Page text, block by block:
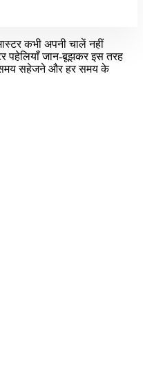
कभी अपनी चालें नहीं
पहेलियाँ जान-बूझकर इस तरह
समय सहेजने और हर समय के